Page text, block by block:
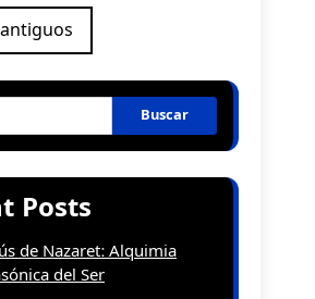
Buscar
Posts
de Nazaret: Alquimia
del Ser